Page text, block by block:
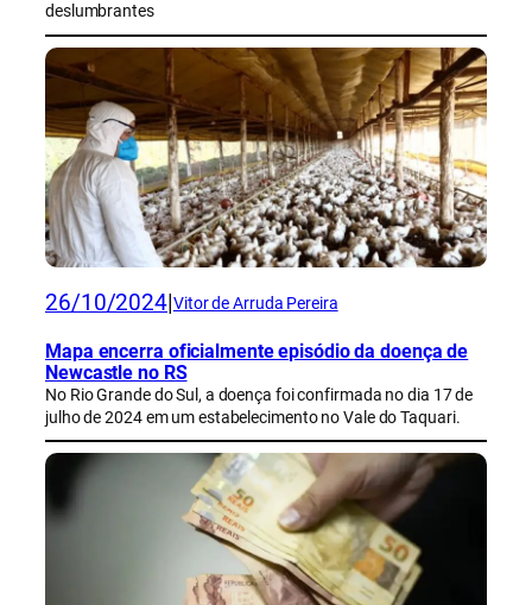
deslumbrantes
26/10/2024 Vitor de Arruda Pereira
Mapa encerra oficialmente episódio da doença de
Newcastle no RS
No Rio Grande do Sul, a doença foi confirmada no dia 17 de
julho de 2024 em um estabelecimento no Vale do Taquari.